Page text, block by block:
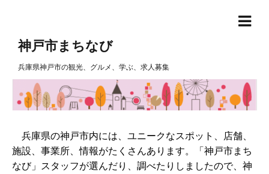
神戸市まちなび
兵庫県神戸市の観光、グルメ、学ぶ、求人募集
兵庫県の神戸市内には、ユニークなスポット、店舗、
施設、事業所、情報がたくさんあります。「神戸市まち
なび」スタッフが選んだり、調べたりしましたので、神